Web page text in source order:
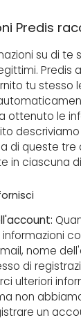
Predis
su di te
Predis
tu stesso
ottenuto le
di queste tre
in ciascuna
nome
di
ulteriori
non
un